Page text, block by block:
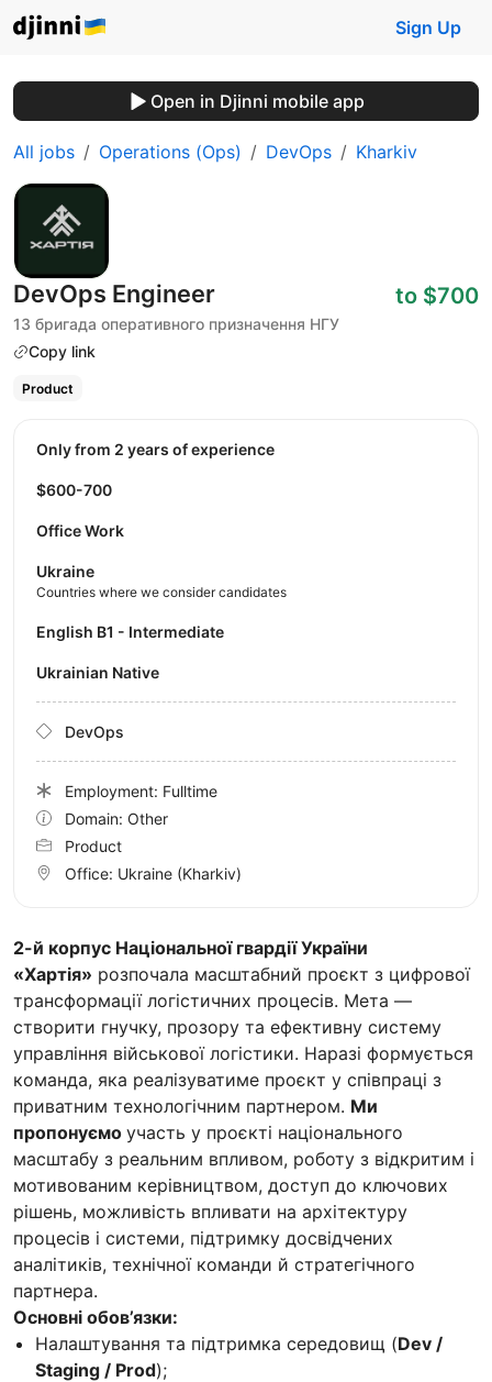
Sign Up
Open in Djinni mobile app
All jobs Operations (Ops) DevOps Kharkiv
DevOps Engineer
13 бригада оперативного призначення НГУ
Copy link
to $700
Product
2-й корпус Національної гвардії України
«Хартія» розпочала масштабний проєкт з цифрової
трансформації логістичних процесів. Мета —
створити гнучку, прозору та ефективну систему
управління військової логістики. Наразі формується
команда, яка реалізуватиме проєкт у співпраці з
приватним технологічним партнером. Ми
пропонуємо участь у проєкті національного
масштабу з реальним впливом, роботу з відкритим і
мотивованим керівництвом, доступ до ключових
рішень, можливість впливати на архітектуру
процесів і системи, підтримку досвідчених
аналітиків, технічної команди й стратегічного
партнера.
Основні обов’язки:
Налаштування та підтримка середовищ (Dev /
Staging / Prod);
Only from 2 years of experience
$600-700
Office Work
Ukraine
Countries where we consider candidates
English B1 - Intermediate
Ukrainian Native
DevOps
Employment: Fulltime
Domain: Other
Product
Office: Ukraine (Kharkiv)